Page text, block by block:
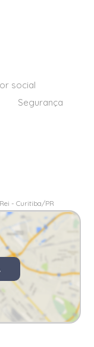
social
Segurança
- Curitiba/PR